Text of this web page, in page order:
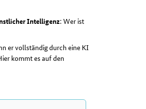
Intelligenz: Wer ist
er vollständig durch eine KI
kommt es auf den